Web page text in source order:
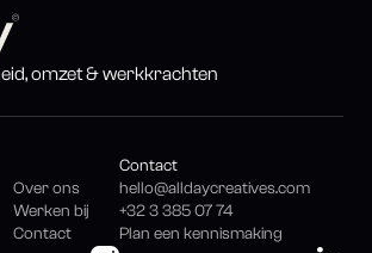
omzet & werkkrachten
Over ons
Werken bij
Contact
Contact
hello@alldaycreatives.com
+32 3 385 07 74
Plan een kennismaking